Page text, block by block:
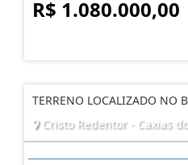
R$ 1.080.000,00
TERRENO LOCALIZADO NO
Cristo Redentor - Caxias